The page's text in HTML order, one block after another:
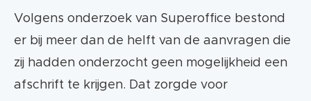
Volgens onderzoek van Superoffice bestond
er bij meer dan de helft van de aanvragen die
zij hadden onderzocht geen mogelijkheid een
afschrift te krijgen. Dat zorgde voor